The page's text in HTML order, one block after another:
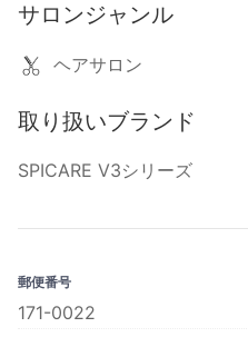
サロンジャンル
ヘアサロン
取り扱いブランド
SPICARE V3シリーズ
郵便番号
171-0022